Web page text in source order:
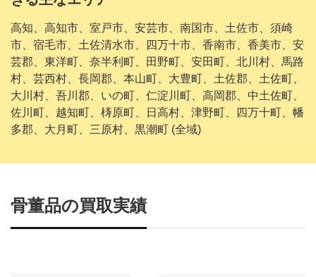
高知、高知市、室戸市、安芸市、南国市、土佐市、須崎
市、宿毛市、土佐清水市、四万十市、香南市、香美市、安
芸郡、東洋町、奈半利町、田野町、安田町、北川村、馬路
村、芸西村、長岡郡、本山町、大豊町、土佐郡、土佐町、
大川村、吾川郡、いの町、仁淀川町、高岡郡、中土佐町、
佐川町、越知町、梼原町、日高村、津野町、四万十町、幡
多郡、大月町、三原村、黒潮町 (全域)
骨董品の買取実績